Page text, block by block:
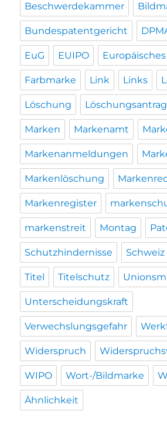
Beschwerdekammer
Bundespatentgericht
EuG EUIPO
Farbmarke Link Links
Löschung Löschungsantrag
Marken Markenamt
Markenanmeldungen
Markenlöschung
Markenregister
markenstreit Montag
Schutzhindernisse Schweiz
Titel Titelschutz
Unterscheidungskraft
Verwechslungsgefahr
Widerspruch
WIPO Wort-/Bildmarke
Ähnlichkeit